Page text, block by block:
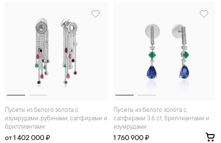
Пусеты из белого золота с
изумрудами, рубинами, сапфирами и
бриллиантами
от 1 402 000 ₽
Пусеты из белого золота с
сапфирами 3.6 ct, бриллиантами и
изумрудами
1 760 900 ₽